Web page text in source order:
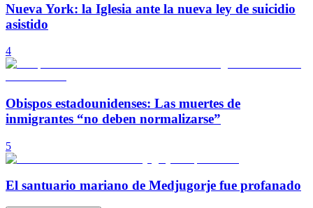
Nueva York: la Iglesia ante la nueva ley de suicidio
asistido
4
Obispos estadounidenses: Las muertes de
inmigrantes “no deben normalizarse”
5
El santuario mariano de Medjugorje fue profanado